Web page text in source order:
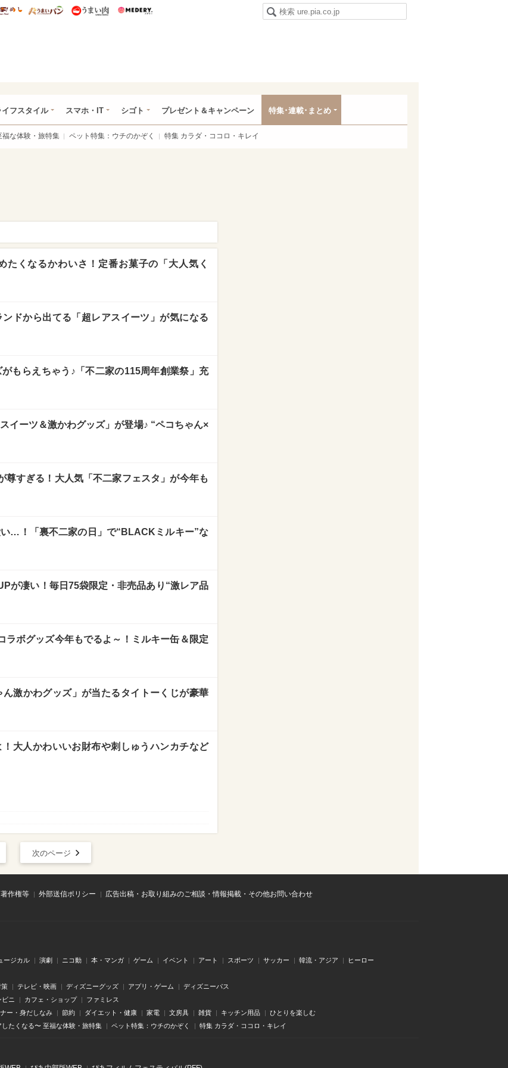
ィズニー特集
うまいめし うまいパン うまい肉
イフスタイル スマホ・IT シゴト プレゼント＆キャンペーン 特集･連載･まとめ
な体験・旅特集 ペット特集：ウチのかぞく 特集 カラダ・ココロ・キレイ
たくなるかわいさ！定番お菓子の「大人気く
ンドから出てる「超レアスイーツ」が気になる
がもらえちゃう♪「不二家の115周年創業祭」充
イーツ＆激かわグッズ」が登場♪ “ペコちゃん×
尊すぎる！大人気「不二家フェスタ」が今年も
…！「裏不二家の日」で“BLACKミルキー”な
が凄い！毎日75袋限定・非売品あり“激レア品
ラボグッズ今年もでるよ～！ミルキー缶＆限定
激かわグッズ」が当たるタイトーくじが豪華
大人かわいいお財布や刺しゅうハンカチなど
次のページ
作権等 外部送信ポリシー
広告出稿・お取り組みのご相談・情報掲載・その他お問い合わせ
ージカル 演劇 ニコ動 本・マンガ ゲーム イベント アート スポーツ サッカー 韓流・アジア ヒーロー
策 テレビ・映画 ディズニーグッズ アプリ・ゲーム ディズニーパス
ビニ カフェ・ショップ ファミレス
ー・身だしなみ 節約 ダイエット・健康 家電 文房具 雑貨 キッチン用品 ひとりを楽しむ
したくなる〜 至福な体験・旅特集 ペット特集：ウチのかぞく 特集 カラダ・ココロ・キレイ